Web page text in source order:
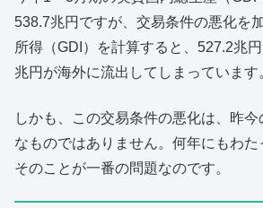
538.7兆円ですが、交易条件の悪化を
所得（GDI）を計算すると、527.2兆
兆円が海外に流出してしまっています
しかも、この交易条件の悪化は、昨
なものではありません。何年にもわた
そのことが一番の問題なのです。